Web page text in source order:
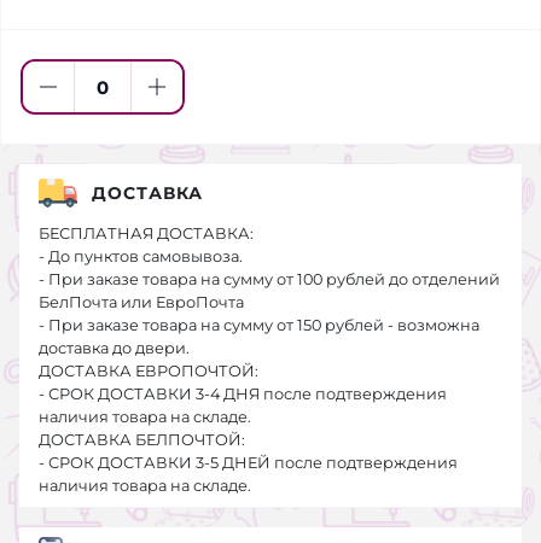
ДОСТАВКА
БЕСПЛАТНАЯ ДОСТАВКА:
- До пунктов самовывоза.
- При заказе товара на сумму от 100 рублей до отделений
БелПочта или ЕвроПочта
- При заказе товара на сумму от 150 рублей - возможна
доставка до двери.
ДОСТАВКА ЕВРОПОЧТОЙ:
- СРОК ДОСТАВКИ 3-4 ДНЯ после подтверждения
наличия товара на складе.
ДОСТАВКА БЕЛПОЧТОЙ:
- СРОК ДОСТАВКИ 3-5 ДНЕЙ после подтверждения
наличия товара на складе.